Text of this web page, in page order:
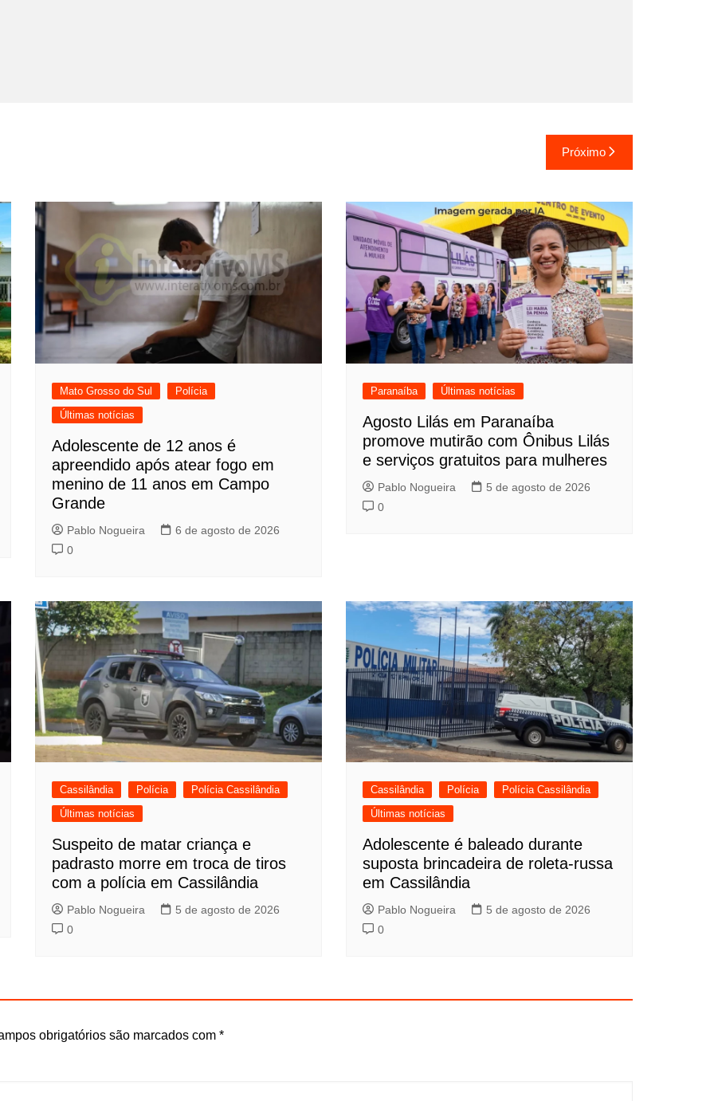
Próximo
Mato Grosso do Sul
Polícia
Últimas notícias
Adolescente de 12 anos é
apreendido após atear fogo em
menino de 11 anos em Campo
Grande
Pablo Nogueira
6 de agosto de 2026
0
Paranaíba Últimas notícias
Agosto Lilás em Paranaíba
promove mutirão com Ônibus Lilás
e serviços gratuitos para mulheres
Pablo Nogueira
5 de agosto de 2026
0
Cassilândia Polícia
Polícia Cassilândia
Últimas notícias
Suspeito de matar criança e
padrasto morre em troca de tiros
com a polícia em Cassilândia
Pablo Nogueira
5 de agosto de 2026
0
Cassilândia Polícia
Polícia Cassilândia
Últimas notícias
Adolescente é baleado durante
suposta brincadeira de roleta-russa
em Cassilândia
Pablo Nogueira
5 de agosto de 2026
0
obrigatórios são marcados com *